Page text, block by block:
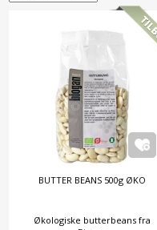
BUTTER BEANS 500g ØKO
Økologiske butterbeans fra